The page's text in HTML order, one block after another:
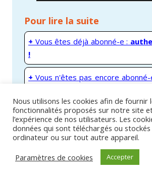
Pour lire la suite
+ Vous êtes déjà abonné-e :
!
+ Vous n'êtes pas encore abonné-
Cet article a été publié le 27 août 2020
Cfdt,Conditions de travail,Covid ,
Nous utilisons les cookies afin de fournir
fonctionnalités proposés sur notre site
l’expérience de nos utilisateurs. Les
données qui sont téléchargés ou
ordinateur ou sur tout autre appareil.
Paramètres de cookies
Accepter